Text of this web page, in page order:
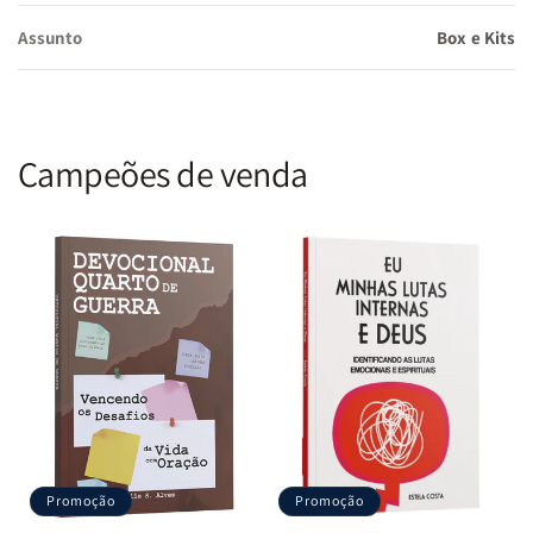
bíblicos com devocionais para refletir e orar antes de dormir.
criatividade. Crescimento Espiritual: Devocionais interativos para
renovar o coração infantil. Momentos de Reflexão: Histórias
noturnas para oração e paz antes do sono.
Por que adquirir este kit?
Ideal para pais e educadores que
querem ensinar fé de forma envolvente, o
Kit Aventuras Bíblicas
Infantisfortalece a espiritualidade das crianças. Adquira agora e
inspire gerações!
Assunto Box e Kits
Campeões de venda
Promoção Promoção